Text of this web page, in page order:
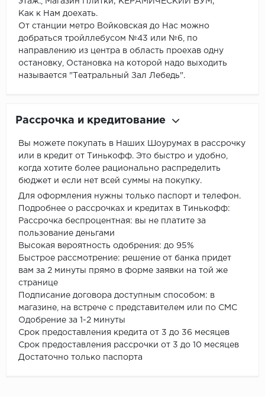
Как к Нам доехать.
От станции метро Войковская до Нас можно
добраться тройллебусом №43 или №6, по
направлению из центра в область проехав одну
остановку, Остановка на которой надо выходить
называется "Театральный Зал Лебедь".
Рассрочка и кредитование
Вы можете покупать в Наших Шоурумах в рассрочку
или в кредит от Тинькофф. Это быстро и удобно,
когда хотите более рационально распределить
бюджет и если нет всей суммы на покупку.
Для оформления нужны только паспорт и телефон.
Подробнее о рассрочках и кредитах в Тинькофф:
Рассрочка беспроцентная: вы не платите за
пользование деньгами
Высокая вероятность одобрения: до 95%
Быстрое рассмотрение: решение от банка придет
вам за 2 минуты прямо в форме заявки на той же
странице
Подписание договора доступным способом: в
магазине, на встрече с представителем или по СМС
Одобрение за 1-2 минуты
Срок предоставления кредита от 3 до 36 месяцев
Срок предоставления рассрочки от 3 до 10 месяцев
Достаточно только паспорта